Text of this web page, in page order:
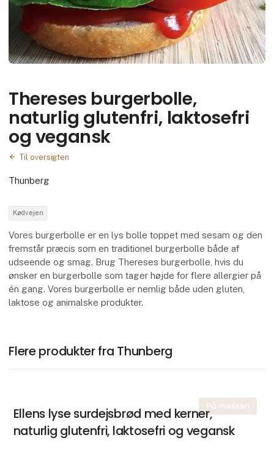
Thereses burgerbolle,
naturlig glutenfri, laktosefri
og vegansk
Til oversigten
Thunberg
Kødvejen
Vores burgerbolle er en lys bolle toppet med sesam og den
fremstår præcis som en traditionel burgerbolle både af
udseende og smag. Brug Thereses burgerbolle, hvis du
ønsker en burgerbolle som tager højde for flere allergier på
én gang. Vores burgerbolle er nemlig både uden gluten,
laktose og animalske produkter.
Flere produkter fra Thunberg
På messen
Ellens lyse surdejsbrød med kerner,
naturlig glutenfri, laktosefri og vegansk